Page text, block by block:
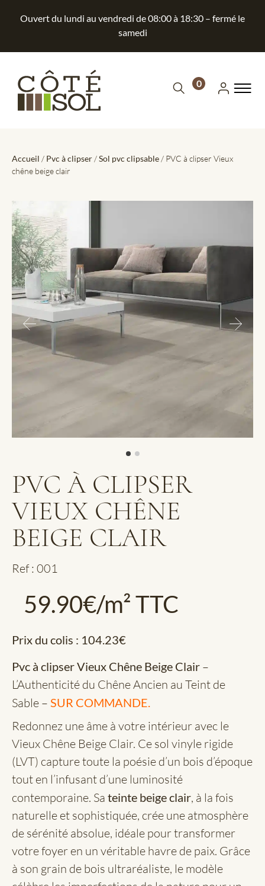
Ouvert du lundi au vendredi de 08:00 à 18:30 – fermé le
samedi
0
Accueil / Pvc à clipser /Sol pvc clipsable / PVC à clipser Vieux
chêne beige clair
PVC À CLIPSER
VIEUX CHÊNE
BEIGE CLAIR
Ref : 001
59.90€/m² TTC
Prix du colis : 104.23€
Pvc à clipser Vieux Chêne Beige Clair –
L’Authenticité du Chêne Ancien au Teint de
Sable – SUR COMMANDE.
Redonnez une âme à votre intérieur avec le
Vieux Chêne Beige Clair. Ce sol vinyle rigide
(LVT) capture toute la poésie d’un bois d’époque
tout en l’infusant d’une luminosité
contemporaine. Sa teinte beige clair, à la fois
naturelle et sophistiquée, crée une atmosphère
de sérénité absolue, idéale pour transformer
votre foyer en un véritable havre de paix. Grâce
à son grain de bois ultraréaliste, le modèle